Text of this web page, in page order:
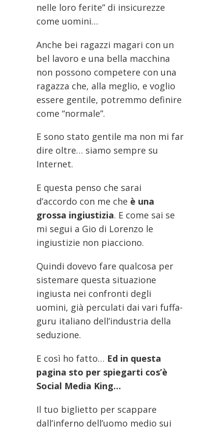
nelle loro ferite” di insicurezze
come uomini…
Anche bei ragazzi magari con un
bel lavoro e una bella macchina
non possono competere con una
ragazza che, alla meglio, e voglio
essere gentile, potremmo definire
come “normale”.
E sono stato gentile ma non mi far
dire oltre… siamo sempre su
Internet.
E questa penso che sarai
d’accordo con me che è una
grossa ingiustizia. E come sai se
mi segui a Gio di Lorenzo le
ingiustizie non piacciono.
Quindi dovevo fare qualcosa per
sistemare questa situazione
ingiusta nei confronti degli
uomini, già perculati dai vari fuffa-
guru italiano dell’industria della
seduzione.
E così ho fatto… Ed in questa
pagina sto per spiegarti cos’è
Social Media King…
Il tuo biglietto per scappare
dall’inferno dell’uomo medio sui